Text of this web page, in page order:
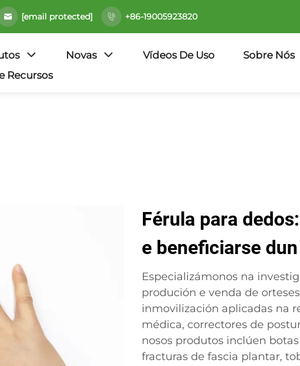
[email protected] +86-19005923820
Novas Vídeos De Uso
Sobre Nós
Recursos
Férula para
e beneficiarse
Especializámonos na
produción e venda de
inmovilización aplicadas na
médica, correctores de
nosos produtos inclúen
fracturas de fascia plantar,